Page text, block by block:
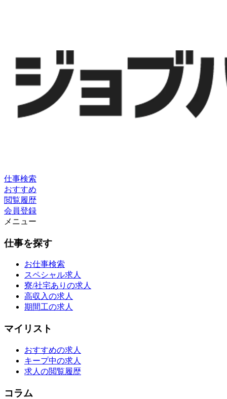
仕事検索
おすすめ
閲覧履歴
会員登録
メニュー
仕事を探す
お仕事検索
スペシャル求人
寮/社宅ありの求人
高収入の求人
期間工の求人
マイリスト
おすすめの求人
キープ中の求人
求人の閲覧履歴
コラム